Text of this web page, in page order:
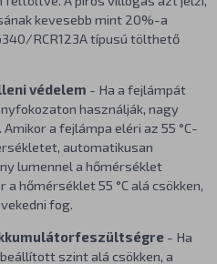
kevesebb mint 20%-a
RCR123A típusú tölthető
védelem - Ha a fejlámpát
használják, nagy
a fejlámpa eléri az 55 °C-
automatikusan
lumennel a hőmérséklet
hőmérséklet 55 °C alá csökken,
fog.
- Ha
szint alá csökken, a